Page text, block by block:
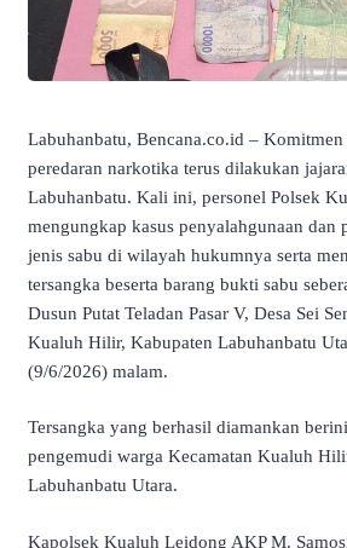
Labuhanbatu, Bencana.co.id – Komitmen
peredaran narkotika terus dilakukan
Labuhanbatu. Kali ini, personel Polsek
mengungkap kasus penyalahgunaan dan
jenis sabu di wilayah hukumnya serta
tersangka beserta barang bukti sabu
Dusun Putat Teladan Pasar V, Desa Sei
Kualuh Hilir, Kabupaten Labuhanbatu
(9/6/2026) malam.
Tersangka yang berhasil diamankan
pengemudi warga Kecamatan Kualuh
Labuhanbatu Utara.
Kapolsek Kualuh Leidong AKP M.